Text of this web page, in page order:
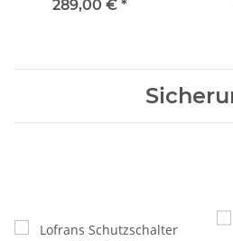
868MHz 312976
289,00 € *